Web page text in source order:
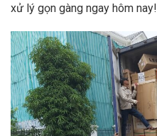
xử lý gọn gàng ngay hôm nay!